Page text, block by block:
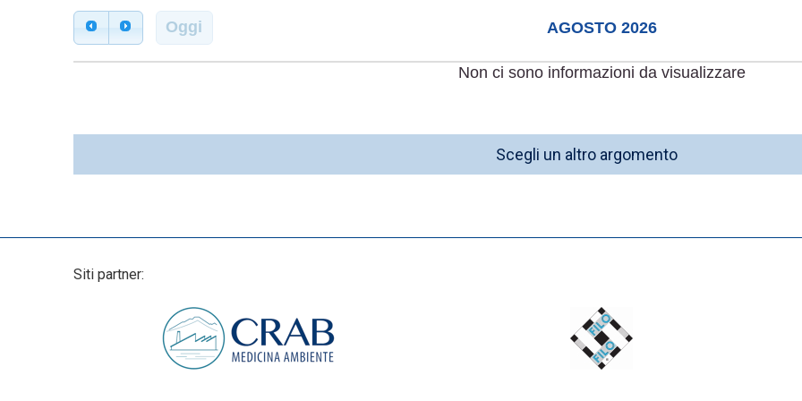
Oggi AGOSTO 2026
Non ci sono informazioni da visualizzare
Scegli un altro argomento
Siti partner: